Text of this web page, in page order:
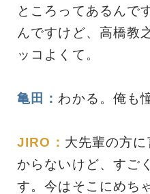
ところってあるんで
んですけど、高橋教
ッコよくて。
亀田： わかる。俺も
JIRO： 大先輩の方
からないけど、すご
す。今はそこにめち